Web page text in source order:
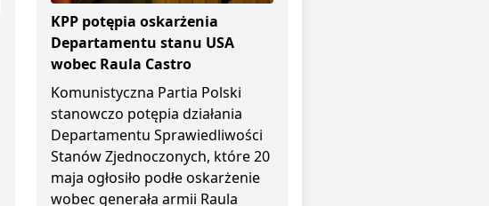
KPP potępia oskarżenia
Departamentu stanu USA
wobec Raula Castro
Komunistyczna Partia Polski
stanowczo potępia działania
Departamentu Sprawiedliwości
Stanów Zjednoczonych, które 20
maja ogłosiło podłe oskarżenie
wobec generała armii Raula